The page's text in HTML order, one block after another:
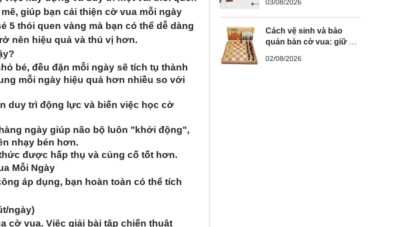
giúp bạn cải thiện cờ vua mỗi ngày
5 thói quen vàng mà bạn có thể dễ dàng
nên hiệu quả và thú vị hơn.
bé, đều đặn mỗi ngày sẽ tích tụ thành
mỗi ngày hiệu quả hơn nhiều so với
duy trì động lực và biến việc học cờ
ngày giúp não bộ luôn "khởi động",
nhạy bén hơn.
được hấp thụ và củng cố tốt hơn.
Mỗi Ngày
áp dụng, bạn hoàn toàn có thể tích
ngày)
cờ vua. Việc giải bài tập chiến thuật
03/08/2026
Cách vệ sinh và bảo
quản bàn cờ vua: giữ bộ
02/08/2026